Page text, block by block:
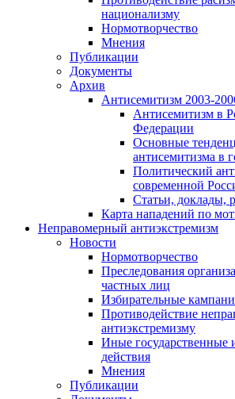
национализму
Нормотворчество
Мнения
Публикации
Документы
Архив
Антисемитизм 2003-
Антисемитизм в
Федерации
Основные
антисемитизма в
Политический
современной
Статьи, доклады,
Карта нападений по
Неправомерный антиэкстремизм
Новости
Нормотворчество
Преследования
частных лиц
Избирательные
Противодействие
антиэкстремизму
Иные государственные
действия
Мнения
Публикации